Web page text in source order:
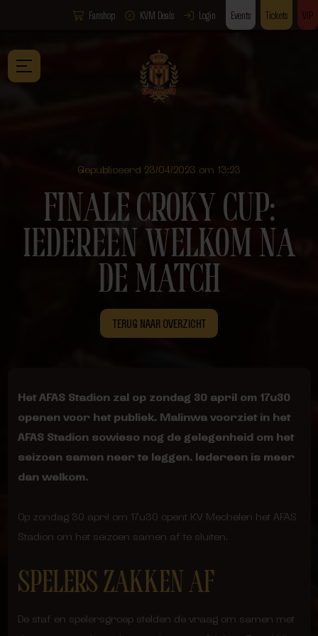
Fanshop KVM Deals Login Events Tickets VIP
Gepubliceerd 23/04/2023 om 13:23
FINALE CROKY CUP:
IEDEREEN WELKOM NA
DE MATCH
TERUG NAAR OVERZICHT
Het AFAS Stadion zal op zondag 30 april om 17u30
openen voor het publiek. Malinwa voorziet in het
AFAS Stadion sowieso nog de gelegenheid om het
seizoen samen neer te leggen. Iedereen is meer
dan welkom.
Op zondag 30 april om 17u30 opent KV Mechelen het AFAS
Stadion om het seizoen samen af te sluiten.
SPELERS ZAKKEN AF
De staf en spelersgroep stelden de vraag om samen met